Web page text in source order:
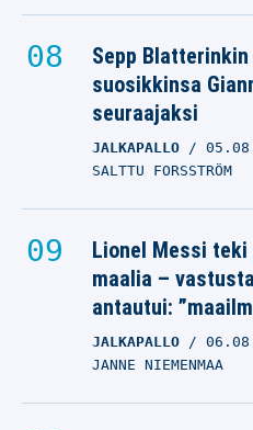
Sepp
suosikkinsa
seuraajaksi
JALKAPALLO
SALTTU FORSSTRÖM
Lionel Messi
maalia –
antautui:
JALKAPALLO
JANNE NIEMENMAA